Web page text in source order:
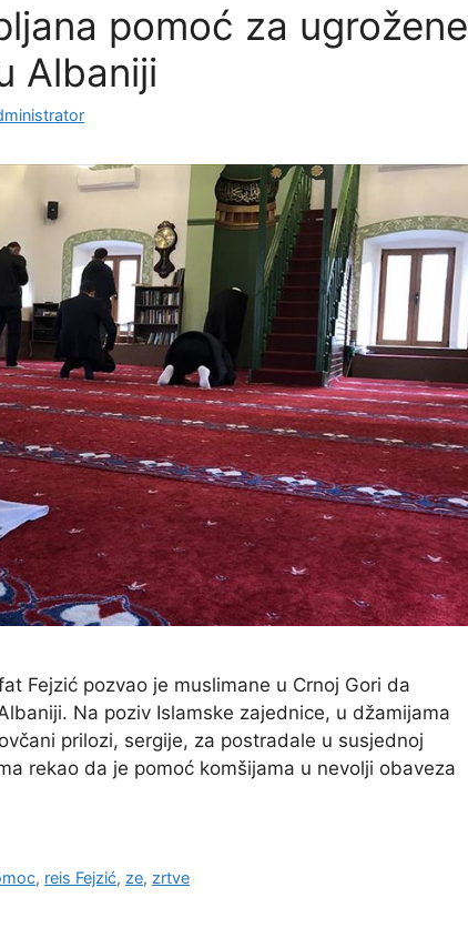
pomoć za ugrožene
Albaniji
Fejzić pozvao je muslimane u Crnoj Gori da
Na poziv Islamske zajednice, u džamijama
prilozi, sergije, za postradale u susjednoj
rekao da je pomoć komšijama u nevolji obaveza
, reis Fejzić, ze, zrtve